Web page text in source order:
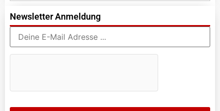
Newsletter Anmeldung